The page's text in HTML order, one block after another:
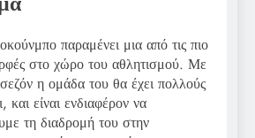
παραμένει μια από τις πιο
στο χώρο του αθλητισμού. Με
η ομάδα του θα έχει πολλούς
και είναι ενδιαφέρον να
τη διαδρομή του στην